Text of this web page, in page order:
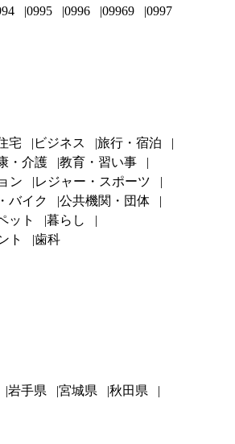
0995 0996 09969 0997
宅 ビジネス
旅行・宿泊
・介護
教育・習い事
ン
レジャー・スポーツ
バイク
公共機関・団体
ット
暮らし
ト
歯科
岩手県 宮城県
秋田県